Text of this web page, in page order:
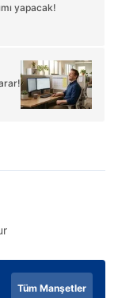
yapacak!
Tüm Manşetler